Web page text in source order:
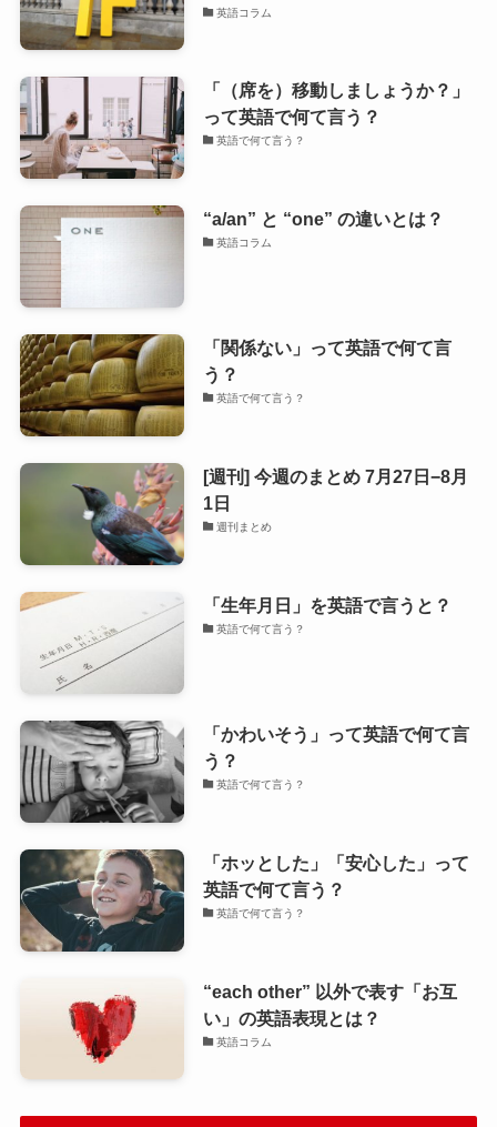
英語コラム
「（席を）移動しましょうか？」
って英語で何て言う？
英語で何て言う？
“a/an” と “one” の違いとは？
英語コラム
「関係ない」って英語で何て言
う？
英語で何て言う？
[週刊] 今週のまとめ 7月27日−8月
1日
週刊まとめ
「生年月日」を英語で言うと？
英語で何て言う？
「かわいそう」って英語で何て言
う？
英語で何て言う？
「ホッとした」「安心した」って
英語で何て言う？
英語で何て言う？
“each other” 以外で表す「お互
い」の英語表現とは？
英語コラム